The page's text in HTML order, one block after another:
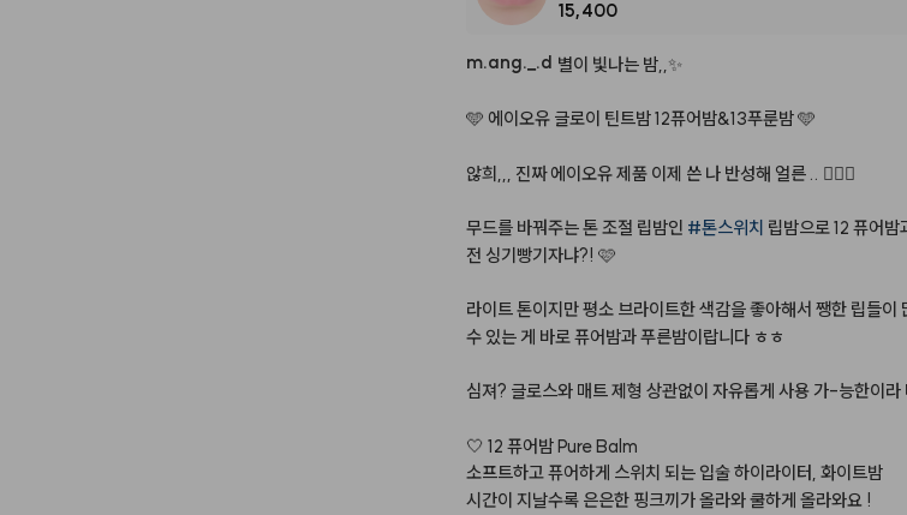
15,400
m.ang. .d 별이 빛나는 밤,,✨
🩵 에이오유 글로이 틴트밤12퓨어밤&13푸룬밤🩵
않희,,, 진짜 에이오유제품 이제 쓴 나 반성해 얼른 .. 🤦🏻‍♀️
무드를 바꿔주는톤조절 립밤인 #톤스위치 립밤으로12 퓨어밤
전 싱기빵기자냐?! 🩷
라이트톤이지만평소 브라이트한색감을좋아해서 쨍한 립들이
수 있는 게 바로퓨어밤과푸른밤이랍니다 ㅎㅎ
심져? 글로스와 매트제형 상관없이 자유롭게 사용 가-능한이라
🤍 12 퓨어밤PureBalm
소프트하고퓨어하게 스위치 되는 입술하이라이터, 화이트밤
시간이 지날수록 은은한 핑크끼가올라와쿨하게 올라와요 !